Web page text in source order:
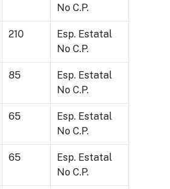
No C.P.
210
Esp. Estatal
No C.P.
85
Esp. Estatal
No C.P.
65
Esp. Estatal
No C.P.
65
Esp. Estatal
No C.P.